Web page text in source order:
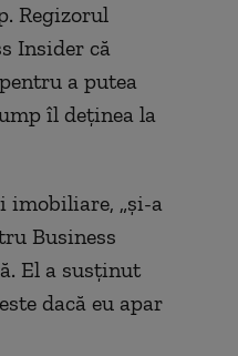
Regizorul
Insider că
a putea
îl deținea la
imobiliare, „și-a
Business
El a susținut
dacă eu apar